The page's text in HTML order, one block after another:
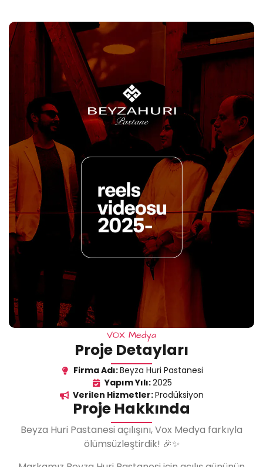
VOX Medya
Proje Detayları
Firma Adı:Beyza Huri Pastanesi
Yapım Yılı:2025
Verilen Hizmetler:Prodüksiyon
Proje Hakkında
Beyza Huri Pastanesi açılışını, Vox Medya farkıyla
ölümsüzleştirdik! 🎉✨